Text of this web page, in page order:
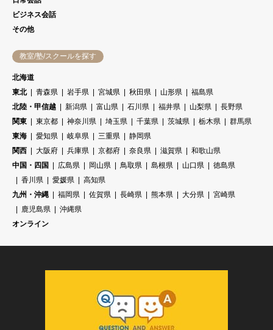
ビジネス会話
その他
教室/塾/スクールを探す
北海道
東北
青森県 岩手県 宮城県 秋田県 山形県
福島県
北陸・甲信越
新潟県 富山県 石川県 福井県 山梨県
長野県
関東
東京都 神奈川県 埼玉県 千葉県 茨城県 栃木県
群馬県
東海
愛知県 岐阜県 三重県
静岡県
関西
大阪府 兵庫県 京都府 奈良県 滋賀県
和歌山県
中国・四国
広島県 岡山県 鳥取県 島根県 山口県
徳島県
香川県
愛媛県
高知県
九州・沖縄
福岡県 佐賀県 長崎県 熊本県 大分県
宮崎県
鹿児島県
沖縄県
オンライン